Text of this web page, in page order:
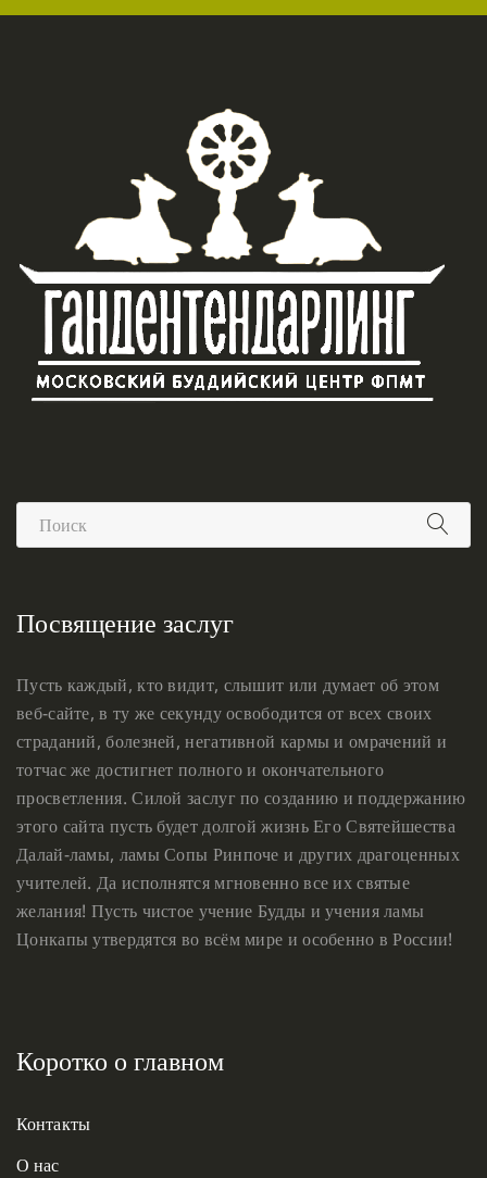
Посвящение заслуг
Пусть каждый, кто видит, слышит или думает об этом
веб-сайте, в ту же секунду освободится от всех своих
страданий, болезней, негативной кармы и омрачений и
тотчас же достигнет полного и окончательного
просветления. Силой заслуг по созданию и поддержанию
этого сайта пусть будет долгой жизнь Его Святейшества
Далай-ламы, ламы Сопы Ринпоче и других драгоценных
учителей. Да исполнятся мгновенно все их святые
желания! Пусть чистое учение Будды и учения ламы
Цонкапы утвердятся во всём мире и особенно в России!
Коротко о главном
Контакты
О нас